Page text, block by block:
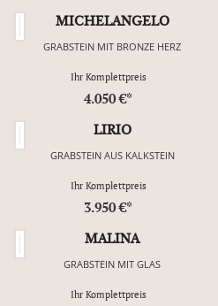
MICHELANGELO
GRABSTEIN MIT BRONZE HERZ
Ihr Komplettpreis
4.050 €*
LIRIO
GRABSTEIN AUS KALKSTEIN
Ihr Komplettpreis
3.950 €*
MALINA
GRABSTEIN MIT GLAS
Ihr Komplettpreis